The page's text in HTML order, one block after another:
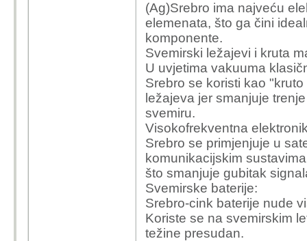
(Ag)Srebro ima najveću
elemenata, što ga čini
komponente.
Svemirski ležajevi i kruta
U uvjetima vakuuma
Srebro se koristi kao
ležajeva jer smanjuje
svemiru.
Visokofrekventna
Srebro se primjenjuje u
komunikacijskim
što smanjuje gubitak
Svemirske baterije:
Srebro-cink baterije nude
Koriste se na svemirskim
težine presudan.